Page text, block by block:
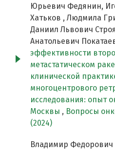
Юрьевич Федянин,
Хатьков , Людмила
Даниил Львович
Анатольевич
эффективности
метастатическом
клинической
многоцентрового
исследования: опыт
Москвы , Вопросы
(2024)
Владимир Федорович